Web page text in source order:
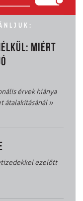
MIÉRT
érvek hiánya
átalakításánál»
ezelőtt